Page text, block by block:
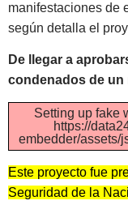
manifestaciones de
según detalla el
De llegar a
condenados de un
Setting up fake
https://
embedder/assets/
Este proyecto fue
Seguridad de la